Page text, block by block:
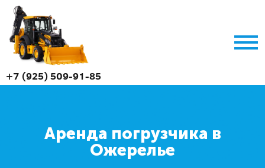
+7 (925) 509-91-85
Аренда погрузчика в
Ожерелье